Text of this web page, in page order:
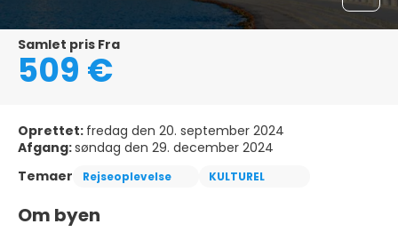
Samlet pris Fra
509 €
Oprettet: fredag den 20. september 2024
Afgang:søndag den 29. december 2024
Temaer
Rejseoplevelse KULTUREL
Om byen